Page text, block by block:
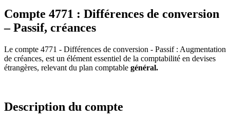
Compte 4771 : Différences de conversion
– Passif, créances
Le compte 4771 - Différences de conversion - Passif : Augmentation
de créances, est un élément essentiel de la comptabilité en devises
étrangères, relevant du plan comptable général.
Description du compte